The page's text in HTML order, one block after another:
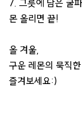
7. 그릇에 담은 굴
몬 올리면 끝!
올 겨울,
구운 레몬의 묵직
즐겨보세요:)